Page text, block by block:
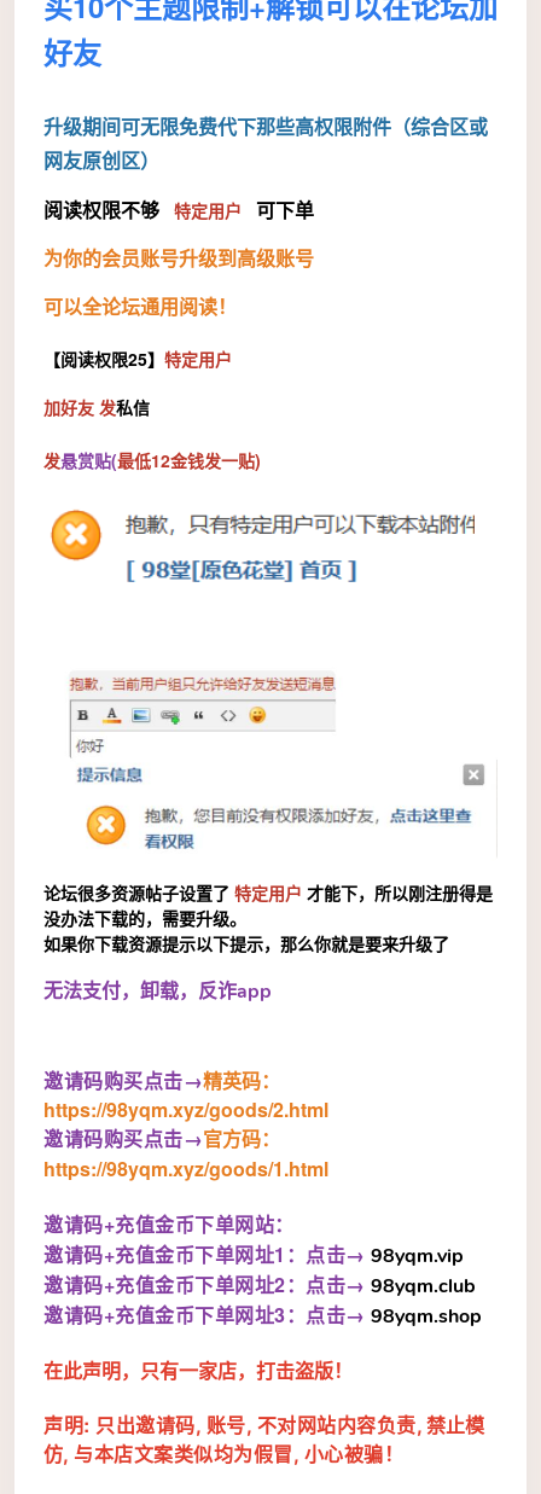
好友
升级期间可无限免费代下那些高权限附件（综合区或
网友原创区）
阅读权限不够 特定用户 可下单
为你的会员账号升级到高级账号
可以全论坛通用阅读！
【阅读权限25】 特定用户
加好友 发私信
发悬赏贴(最低12金钱发一贴)
论坛很多资源帖子设置了 特定用户 才能下，所以刚注册得是
没办法下载的，需要升级。
如果你下载资源提示以下提示，那么你就是要来升级了
无法支付，卸载，反诈app
邀请码购买点击→精英码：
https://98yqm.xyz/goods/2.html
邀请码购买点击→官方码：
https://98yqm.xyz/goods/1.html
邀请码+充值金币下单网站：
邀请码+充值金币下单网址1：点击→ 98yqm.vip
邀请码+充值金币下单网址2： 点击→ 98yqm.club
邀请码+充值金币下单网址3： 点击→ 98yqm.shop
在此声明， 只有一家店，打击盗版！
声明: 只出邀请码, 账号, 不对网站内容负责, 禁止模
仿, 与本店文案类似均为假冒, 小心被骗！